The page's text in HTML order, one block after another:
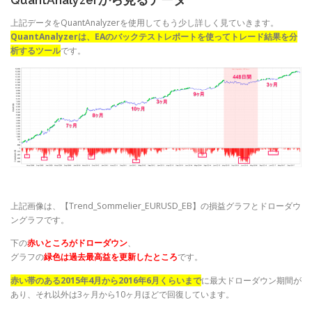
上記データをQuantAnalyzerを使用してもう少し詳しく見ていきます。
QuantAnalyzerは、EAのバックテストレポートを使ってトレード結果を分
析するツールです。
上記画像は、【Trend_Sommelier_EURUSD_EB】の損益グラフとドローダウ
ングラフです。
下の赤いところがドローダウン、
グラフの緑色は過去最高益を更新したところです。
赤い帯のある2015年4月から2016年6月くらいまでに最大ドローダウン期間が
あり、それ以外は3ヶ月から10ヶ月ほどで回復しています。